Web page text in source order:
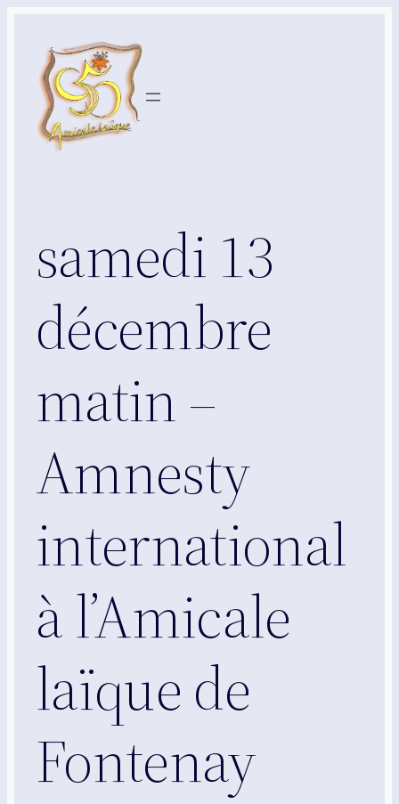
contenu
samedi 13
décembre
matin –
Amnesty
international
à l’Amicale
laïque de
Fontenay